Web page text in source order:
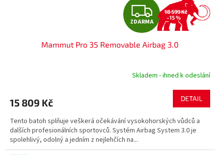
Z
D
A
R
A
ZDARMA
18 599 Kč
–15 %
Mammut Pro 35 Removable Airbag 3.0
Skladem - ihned k odeslání
15 809 Kč DETAIL
Tento batoh splňuje veškerá očekávání vysokohorských vůdců a
dalších profesionálních sportovců. Systém Airbag System 3.0 je
spolehlivý, odolný a jedním z nejlehčích na...